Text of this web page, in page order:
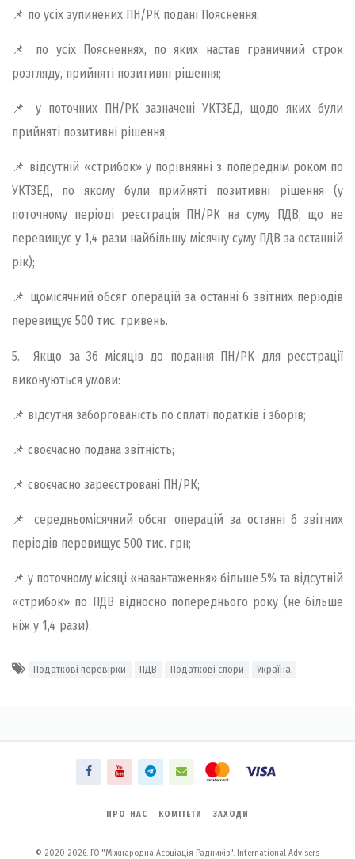
📌 по усіх зупинених ПН/РК подані Пояснення;
📌 по усіх Поясненнях, по яких настав граничний строк
розгляду, прийняті позитивні рішення;
📌 у поточних ПН/РК зазначені УКТЗЕД, щодо яких були
прийняті позитивні рішення;
📌 відсутній «стрибок» у порівнянні з попереднім роком по
УКТЗЕД, по якому були прийняті позитивні рішення (у
поточному періоді реєстрація ПН/РК на суму ПДВ, що не
перевищує у 1,4 рази найбільшу місячну суму ПДВ за останній
рік);
📌 щомісячний обсяг операцій за останні 6 звітних періодів
перевищує 500 тис. гривень.
5. Якщо за 36 місяців до подання ПН/РК для реєстрації
виконуються умови:
📌 відсутня заборгованість по сплаті податків і зборів;
📌 своєчасно подана звітність;
📌 своєчасно зареєстровані ПН/РК;
📌 середньомісячний обсяг операцій за останні 6 звітних
періодів перевищує 500 тис. грн;
📌 у поточному місяці «навантаження» більше 5% та відсутній
«стрибок» по ПДВ відносно попереднього року (не більше
ніж у 1,4 рази).
Податкові перевірки ПДВ Податкові спори Україна
ПРО НАС КОМІТЕТИ ЗАХОДИ
© 2020-2026. ГО "Міжнародна Асоціація Радників". International Advisers